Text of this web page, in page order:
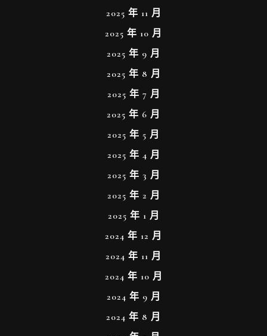
2025 年 11 月
2025 年 10 月
2025 年 9 月
2025 年 8 月
2025 年 7 月
2025 年 6 月
2025 年 5 月
2025 年 4 月
2025 年 3 月
2025 年 2 月
2025 年 1 月
2024 年 12 月
2024 年 11 月
2024 年 10 月
2024 年 9 月
2024 年 8 月